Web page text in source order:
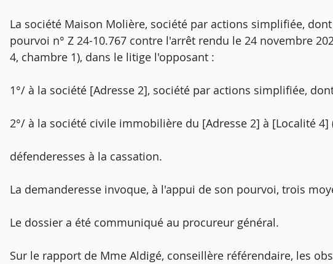
La société Maison Molière, société par actions simplifiée,
pourvoi n° Z 24-10.767 contre l'arrêt rendu le 24 novembre
4, chambre 1), dans le litige l'opposant :
1°/ à la société [Adresse 2], société par actions simplifiée,
2°/ à la société civile immobilière du [Adresse 2] à [Localité 4]
défenderesses à la cassation.
La demanderesse invoque, à l'appui de son pourvoi, trois
Le dossier a été communiqué au procureur général.
Sur le rapport de Mme Aldigé, conseillère référendaire, les